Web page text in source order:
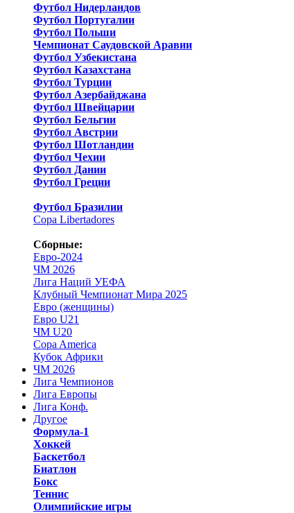
Футбол Нидерландов
Футбол Португалии
Футбол Польши
Чемпионат Саудовской Аравии
Футбол Узбекистана
Футбол Казахстана
Футбол Турции
Футбол Азербайджана
Футбол Швейцарии
Футбол Бельгии
Футбол Австрии
Футбол Шотландии
Футбол Чехии
Футбол Дании
Футбол Греции
Футбол Бразилии
Copa Libertadores
Сборные:
Евро-2024
ЧМ 2026
Лига Наций УЕФА
Клубный Чемпионат Мира 2025
Евро (женщины)
Евро U21
ЧМ U20
Copa America
Кубок Африки
ЧМ 2026
Лига Чемпионов
Лига Европы
Лига Конф.
Другое
Формула-1
Хоккей
Баскетбол
Биатлон
Бокс
Теннис
Олимпийские игры